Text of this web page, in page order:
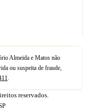
Almeida e Matos não
ou suspeita de fraude,
.
reservados.